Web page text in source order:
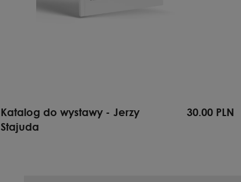
Katalog do wystawy - Jerzy
Stajuda
30.00 PLN